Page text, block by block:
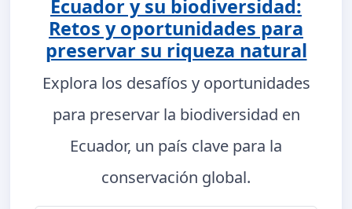
Ecuador y su biodiversidad:
Retos y oportunidades para
preservar su riqueza natural
Explora los desafíos y oportunidades
para preservar la biodiversidad en
Ecuador, un país clave para la
conservación global.